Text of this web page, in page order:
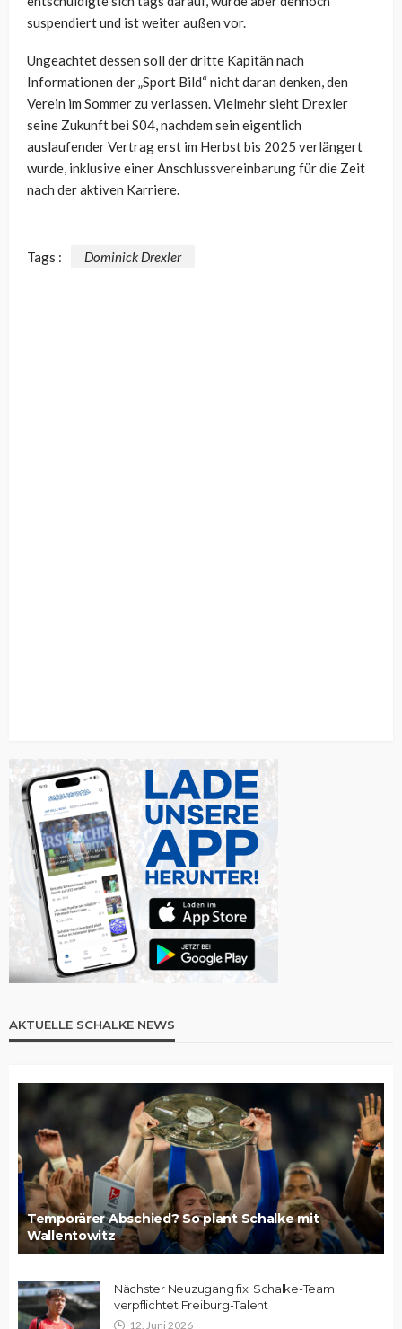
suspendiert und ist weiter außen vor.
Ungeachtet dessen soll der dritte Kapitän nach
Informationen der „Sport Bild“ nicht daran denken, den
Verein im Sommer zu verlassen. Vielmehr sieht Drexler
seine Zukunft bei S04, nachdem sein eigentlich
auslaufender Vertrag erst im Herbst bis 2025 verlängert
wurde, inklusive einer Anschlussvereinbarung für die Zeit
nach der aktiven Karriere.
Tags : Dominick Drexler
AKTUELLE SCHALKE NEWS
Temporärer Abschied? So plant Schalke mit
Wallentowitz
Nächster Neuzugang fix: Schalke-Team
verpflichtet Freiburg-Talent
12. Juni 2026